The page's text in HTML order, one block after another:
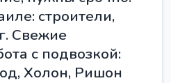
строители,
Свежие
с подвозкой:
Холон, Ришон